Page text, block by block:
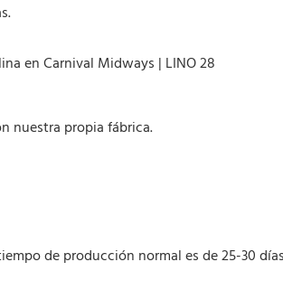
nuestra propia fábrica.
de producción normal es de 25-30